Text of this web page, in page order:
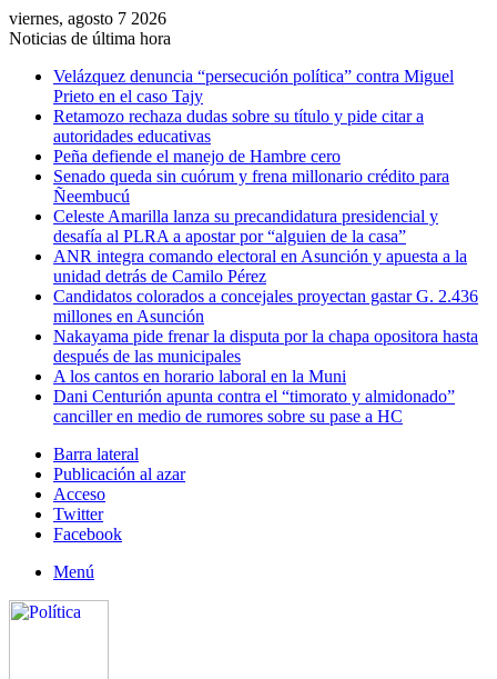
viernes, agosto 7 2026
Noticias de última hora
Velázquez denuncia “persecución política” contra Miguel
Prieto en el caso Tajy
Retamozo rechaza dudas sobre su título y pide citar a
autoridades educativas
Peña defiende el manejo de Hambre cero
Senado queda sin cuórum y frena millonario crédito para
Ñeembucú
Celeste Amarilla lanza su precandidatura presidencial y
desafía al PLRA a apostar por “alguien de la casa”
ANR integra comando electoral en Asunción y apuesta a la
unidad detrás de Camilo Pérez
Candidatos colorados a concejales proyectan gastar G. 2.436
millones en Asunción
Nakayama pide frenar la disputa por la chapa opositora hasta
después de las municipales
A los cantos en horario laboral en la Muni
Dani Centurión apunta contra el “timorato y almidonado”
canciller en medio de rumores sobre su pase a HC
Barra lateral
Publicación al azar
Acceso
Twitter
Facebook
Menú